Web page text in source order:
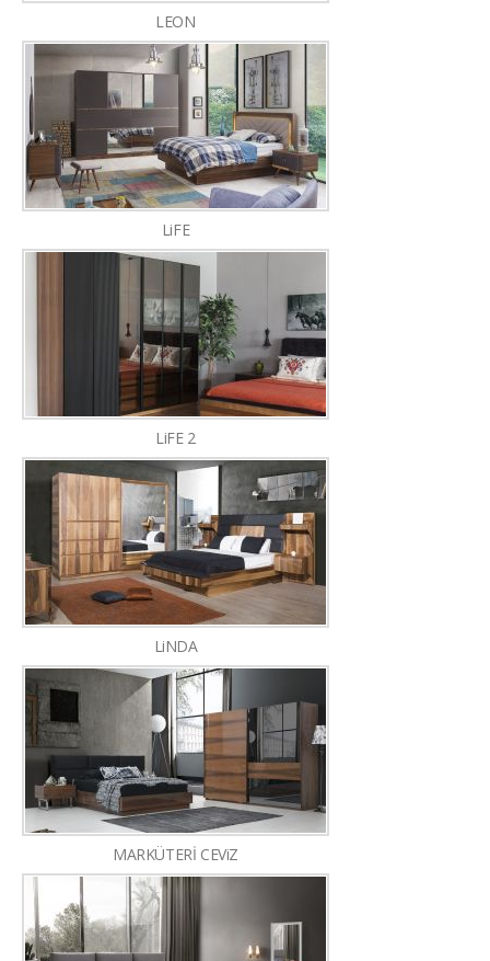
LEON
LiFE
LiFE 2
LiNDA
MARKÜTERİ CEViZ